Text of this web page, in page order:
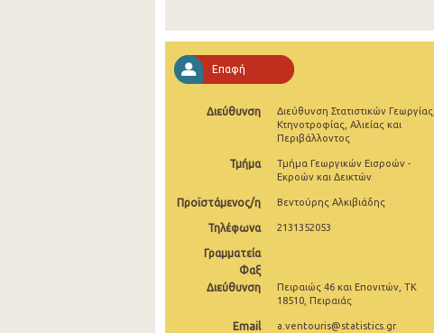
Αυγούστου 2025
Ιουλίου 2025
Μαΐου 2025
Απριλίου 2025
Φεβρουαρίου 2025
Ιανουαρίου 2025
Επαφή
Διεύθυνση
Διεύθυνση Στατιστικών Γεωργίας,
Κτηνοτροφίας, Αλιείας και
Περιβάλλοντος
Τμήμα
Τμήμα Γεωργικών Εισροών -
Εκροών και Δεικτών
Προϊστάμενος/η Βεντούρης Αλκιβιάδης
Τηλέφωνα 2131352053
Γραμματεία
Φαξ
Διεύθυνση
Πειραιώς 46 και Επονιτών, ΤΚ
18510, Πειραιάς
Email a.ventouris@statistics.gr